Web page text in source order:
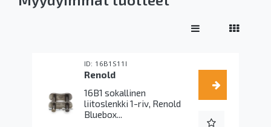
16B1S11I
Renold
16B1 sokallinen
liitoslenkki 1-riv, Renold
Bluebox...